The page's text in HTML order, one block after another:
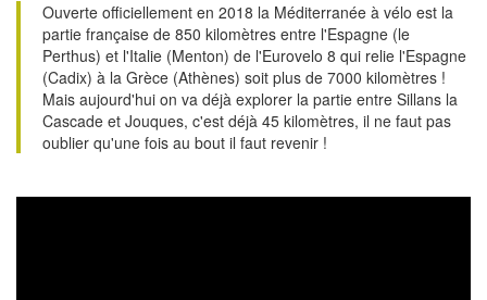
Ouverte officiellement en 2018 la Méditerranée à vélo est la
partie française de 850 kilomètres entre l'Espagne (le
Perthus) et l'Italie (Menton) de l'Eurovelo 8 qui relie l'Espagne
(Cadix) à la Grèce (Athènes) soit plus de 7000 kilomètres !
Mais aujourd'hui on va déjà explorer la partie entre Sillans la
Cascade et Jouques, c'est déjà 45 kilomètres, il ne faut pas
oublier qu'une fois au bout il faut revenir !